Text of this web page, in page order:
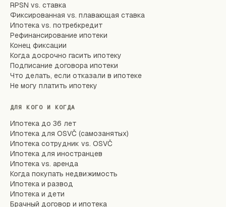
RPSN vs. ставка
Фиксированная vs. плавающая ставка
Ипотека vs. потребкредит
Рефинансирование ипотеки
Конец фиксации
Когда досрочно гасить ипотеку
Подписание договора ипотеки
Что делать, если отказали в ипотеке
Не могу платить ипотеку
ДЛЯ КОГО И КОГДА
Ипотека до 36 лет
Ипотека для OSVČ (самозанятых)
Ипотека сотрудник vs. OSVČ
Ипотека для иностранцев
Ипотека vs. аренда
Когда покупать недвижимость
Ипотека и развод
Ипотека и дети
Брачный договор и ипотека